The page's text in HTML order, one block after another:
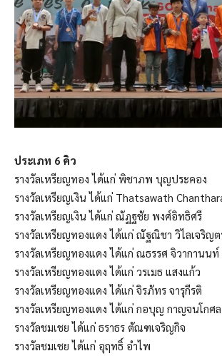
ประเภท 6 คิว
รางวัลเหรียญทอง ได้แก่ พิชาภพ บุญประคอง
รางวัลเหรียญเงิน ได้แก่ Thatsawath
รางวัลเหรียญเงิน ได้แก่ ณัฏฐชัย พงศ์อิทธิศรี
รางวัลเหรียญทองแดง ได้แก่ ณัฐณิชา วิไลเจริญต
รางวัลเหรียญทองแดง ได้แก่ ณธรรศ จิวากานนท์
รางวัลเหรียญทองแดง ได้แก่ วรเมธ แสงแก้ว
รางวัลเหรียญทองแดง ได้แก่ จิรภัทร จารุกีรติ
รางวัลเหรียญทองแดง ได้แก่ กอบุญ กาญจนโกศล
รางวัลชมเชย ได้แก่ ธราธร ตัณฑเจริญกิจ
รางวัลชมเชย ได้แก่ อุฤทธิ์​ อำไพ